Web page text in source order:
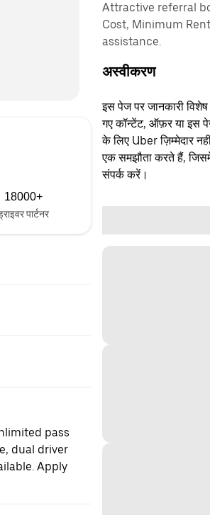
18000+
पार्टनर
pass
dual driver
Apply
Attractive referral
Cost, Minimum
assistance.
अस्वीकरण
इस पेज पर जानकारी विशेष
गए कॉन्टेंट, ऑफ़र या इस
के लिए Uber ज़िम्मेदार
एक समझौता करते हैं,
संपर्क करें।